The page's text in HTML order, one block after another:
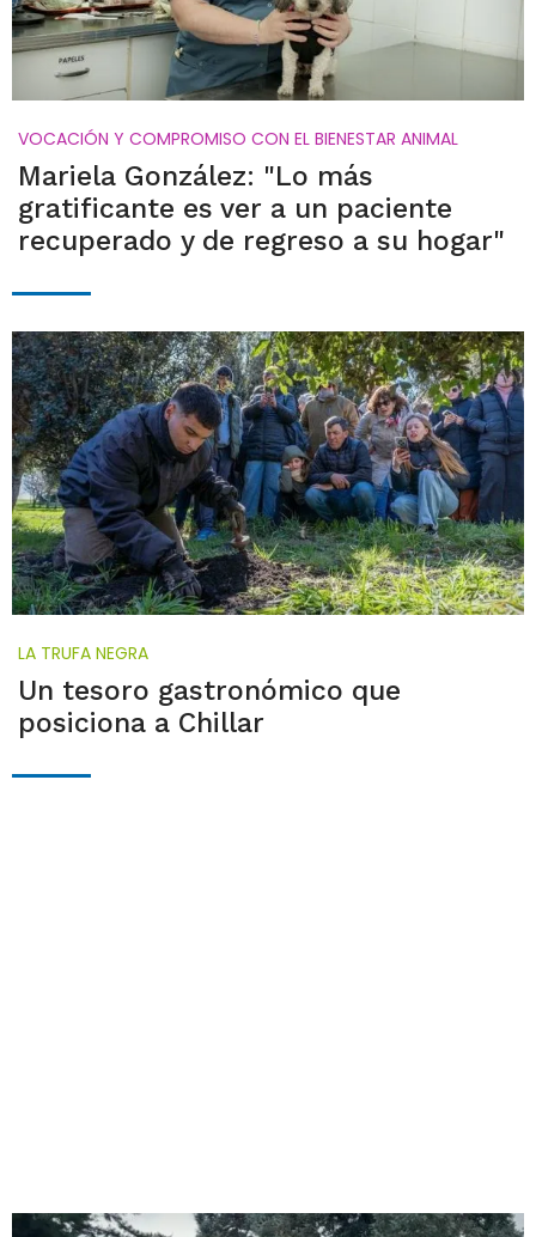
VOCACIÓN Y COMPROMISO CON EL BIENESTAR ANIMAL
Mariela González: "Lo más
gratificante es ver a un paciente
recuperado y de regreso a su hogar"
LA TRUFA NEGRA
Un tesoro gastronómico que
posiciona a Chillar